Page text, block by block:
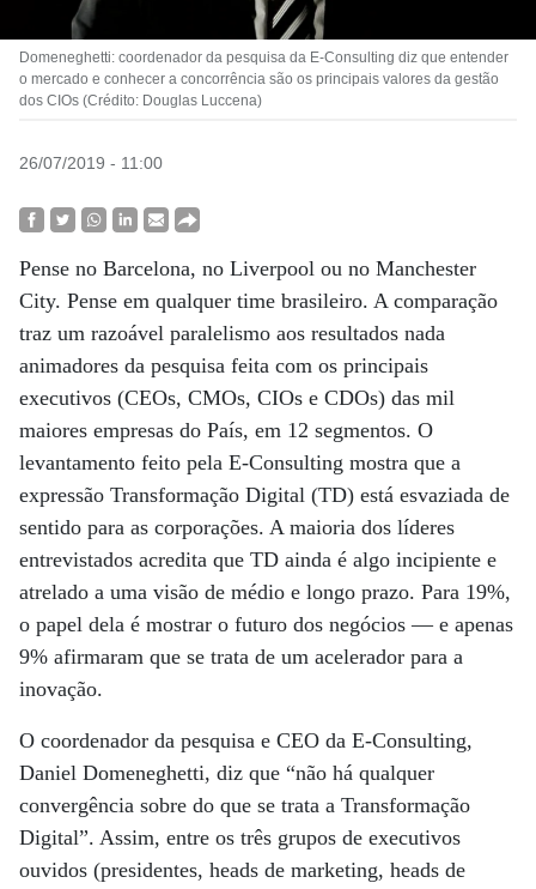
Domeneghetti: coordenador da pesquisa da E-Consulting diz que entender
o mercado e conhecer a concorrência são os principais valores da gestão
dos CIOs (Crédito: Douglas Luccena)
26/07/2019 - 11:00
Pense no Barcelona, no Liverpool ou no Manchester
City. Pense em qualquer time brasileiro. A comparação
traz um razoável paralelismo aos resultados nada
animadores da pesquisa feita com os principais
executivos (CEOs, CMOs, CIOs e CDOs) das mil
maiores empresas do País, em 12 segmentos. O
levantamento feito pela E-Consulting mostra que a
expressão Transformação Digital (TD) está esvaziada de
sentido para as corporações. A maioria dos líderes
entrevistados acredita que TD ainda é algo incipiente e
atrelado a uma visão de médio e longo prazo. Para 19%,
o papel dela é mostrar o futuro dos negócios — e apenas
9% afirmaram que se trata de um acelerador para a
inovação.
O coordenador da pesquisa e CEO da E-Consulting,
Daniel Domeneghetti, diz que “não há qualquer
convergência sobre do que se trata a Transformação
Digital”. Assim, entre os três grupos de executivos
ouvidos (presidentes, heads de marketing, heads de